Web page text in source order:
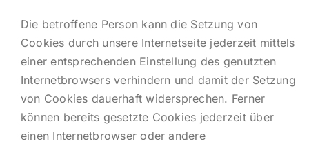
Die betroffene Person kann die Setzung von
Cookies durch unsere Internetseite jederzeit mittels
einer entsprechenden Einstellung des genutzten
Internetbrowsers verhindern und damit der Setzung
von Cookies dauerhaft widersprechen. Ferner
können bereits gesetzte Cookies jederzeit über
einen Internetbrowser oder andere